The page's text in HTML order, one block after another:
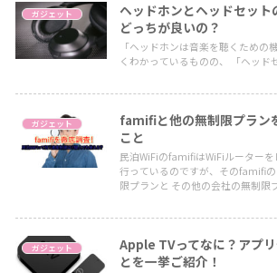
ガジェット
ヘッドホンとヘッドセッ
どっちが良いの？
「ヘッドホンは音楽を聴くための
くわかっているものの、 「ヘッド
ガジェット
famifiと他の無制限プラン
こと
民泊WiFiのfamifiはWiFiルーター
行っているのですが、そのfamifi
限プランと その他の会社の無制限
ガジェット
Apple TVってなに？アプ
とを一挙ご紹介！